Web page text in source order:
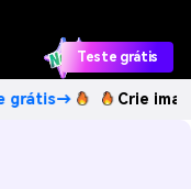
Teste grátis
Crie imagens com